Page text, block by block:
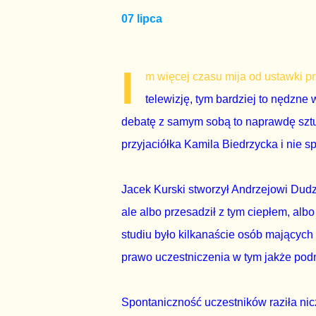
07 lipca
I
m więcej czasu mija od ustawki
telewizję, tym bardziej to nędzne
debatę z samym sobą to naprawdę
przyjaciółka Kamila Biedrzycka i nie
Jacek Kurski stworzył Andrzejowi
ale albo przesadził z tym ciepłem,
studiu było kilkanaście osób
prawo uczestniczenia w tym jakże
Spontaniczność uczestników raziła